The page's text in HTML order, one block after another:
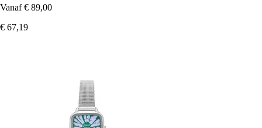
Vanaf € 89,00
€ 67,19